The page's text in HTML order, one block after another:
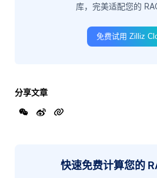
库，完美适配您的
免费试用 Zilliz
分享文章
快速免费计算您的